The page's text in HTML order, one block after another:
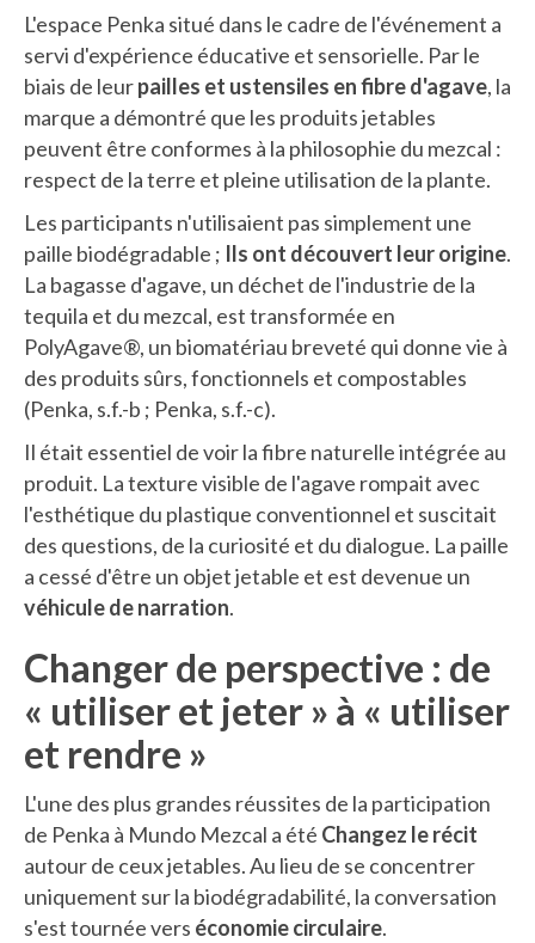
L'espace Penka situé dans le cadre de l'événement a
servi d'expérience éducative et sensorielle. Par le
biais de leurpailles et ustensiles en fibre d'agave, la
marque a démontré que les produits jetables
peuvent être conformes à la philosophie du mezcal :
respect de la terre et pleine utilisation de la plante.
Les participants n'utilisaient pas simplement une
paille biodégradable ; Ils ont découvert leur origine.
La bagasse d'agave, un déchet de l'industrie de la
tequila et du mezcal, est transformée en
PolyAgave®, un biomatériau breveté qui donne vie à
des produits sûrs, fonctionnels et compostables
(Penka, s.f.-b ; Penka, s.f.-c).
Il était essentiel de voir la fibre naturelle intégrée au
produit. La texture visible de l'agave rompait avec
l'esthétique du plastique conventionnel et suscitait
des questions, de la curiosité et du dialogue. La paille
a cessé d'être un objet jetable et est devenue un
véhicule de narration.
Changer de perspective : de
« utiliser et jeter » à « utiliser
et rendre »
L'une des plus grandes réussites de la participation
de Penka à Mundo Mezcal a été Changez le récit
autour de ceux jetables. Au lieu de se concentrer
uniquement sur la biodégradabilité, la conversation
s'est tournée vers économie circulaire.